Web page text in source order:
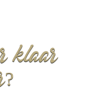
klaar